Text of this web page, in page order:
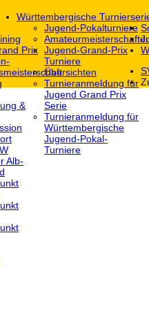
Prix
&
Alb-
Württembergische
Jugend-Pokalturniere
Jugend-Grand-Prix
Turniere
Übersichten
Turnieranmeldung für
Jugend Grand Prix
Serie
Turnieranmeldung für
Württembergische
Jugend-Pokal-
Turniere